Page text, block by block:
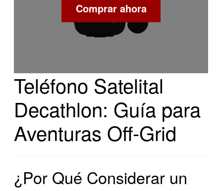
Comprar ahora
Teléfono Satelital
Decathlon: Guía para
Aventuras Off-Grid
¿Por Qué Considerar un